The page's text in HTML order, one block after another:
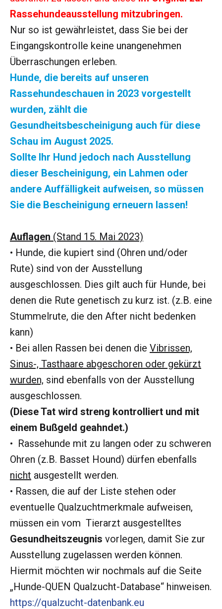
Rassehundeausstellung mitzubringen.
Nur so ist gewährleistet, dass Sie bei der
Eingangskontrolle keine unangenehmen
Überraschungen erleben.
Hunde, die bereits auf unseren
Rassehundeschauen in 2023 vorgestellt
wurden, zählt die
Gesundheitsbescheinigung auch für diese
Schau im August 2025.
Sollte Ihr Hund jedoch nach Ausstellung
dieser Bescheinigung, ein Lahmen oder
andere Auffälligkeit aufweisen, so müssen
Sie die Bescheinigung erneuern lassen!
Auflagen (Stand 15. Mai 2023)
• Hunde, die kupiert sind (Ohren und/oder
Rute) sind von der Ausstellung
ausgeschlossen. Dies gilt auch für Hunde, bei
denen die Rute genetisch zu kurz ist. (z.B. eine
Stummelrute, die den After nicht bedenken
kann)
• Bei allen Rassen bei denen die Vibrissen,
Sinus-, Tasthaare abgeschoren oder gekürzt
wurden, sind ebenfalls von der Ausstellung
ausgeschlossen.
(Diese Tat wird streng kontrolliert und mit
einem Bußgeld geahndet.)
• Rassehunde mit zu langen oder zu schweren
Ohren (z.B. Basset Hound) dürfen ebenfalls
nicht ausgestellt werden.
• Rassen, die auf der Liste stehen oder
eventuelle Qualzuchtmerkmale aufweisen,
müssen ein vom Tierarzt ausgestelltes
Gesundheitszeugnis vorlegen, damit Sie zur
Ausstellung zugelassen werden können.
Hiermit möchten wir nochmals auf die Seite
„Hunde-QUEN Qualzucht-Database“ hinweisen.
https://qualzucht-datenbank.eu